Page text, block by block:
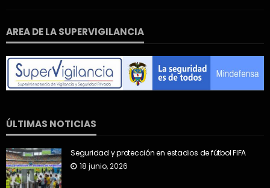
AREA DE LA SUPERVIGILANCIA
ÚLTIMAS NOTICIAS
Seguridad y protección en estadios de fútbol FIFA
18 junio, 2026